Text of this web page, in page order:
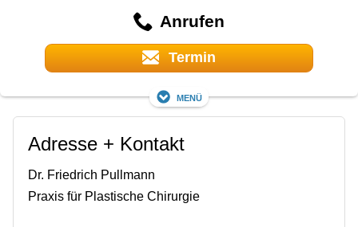
Anrufen
Termin
Menü
Adresse + Kontakt
Dr. Friedrich Pullmann
Praxis für Plastische Chirurgie